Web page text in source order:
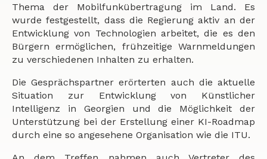
Thema der Mobilfunkübertragung im Land. Es
wurde festgestellt, dass die Regierung aktiv an der
Entwicklung von Technologien arbeitet, die es den
Bürgern ermöglichen, frühzeitige Warnmeldungen
zu verschiedenen Inhalten zu erhalten.
Die Gesprächspartner erörterten auch die aktuelle
Situation zur Entwicklung von Künstlicher
Intelligenz in Georgien und die Möglichkeit der
Unterstützung bei der Erstellung einer KI-Roadmap
durch eine so angesehene Organisation wie die ITU.